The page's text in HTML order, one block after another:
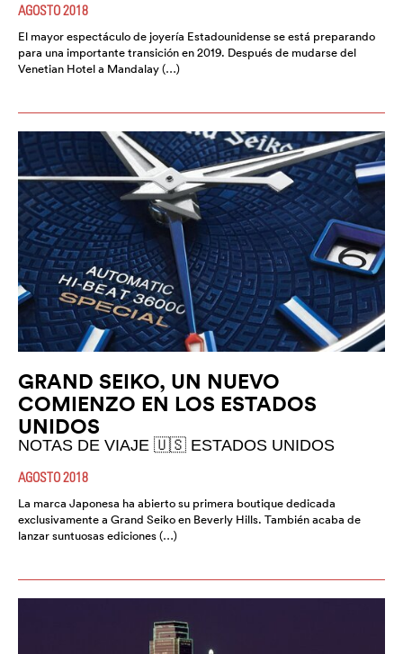
AGOSTO 2018
El mayor espectáculo de joyería Estadounidense se está preparando
para una importante transición en 2019. Después de mudarse del
Venetian Hotel a Mandalay (…)
GRAND SEIKO, UN NUEVO
COMIENZO EN LOS ESTADOS
UNIDOS
NOTAS DE VIAJE 🇺🇸 ESTADOS UNIDOS
AGOSTO 2018
La marca Japonesa ha abierto su primera boutique dedicada
exclusivamente a Grand Seiko en Beverly Hills. También acaba de
lanzar suntuosas ediciones (…)